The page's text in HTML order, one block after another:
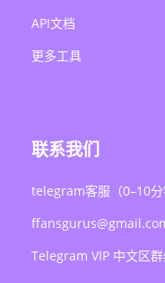
API文档
更多工具
联系我们
telegram客服（0–10分
Telegram VIP 中文区